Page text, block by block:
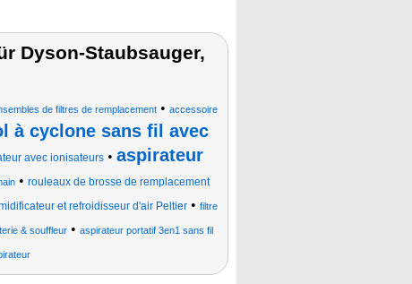
Dyson-Staubsauger,
de filtres de remplacement• accessoire
à cyclone sans fil avec
avec ionisateurs• aspirateur
• rouleaux de brosse de remplacement
et refroidisseur d'air Peltier• filtre
& souffleur• aspirateur portatif 3en1 sans fil